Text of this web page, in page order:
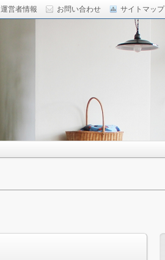
運営者情報 お問い合わせ サイトマップ